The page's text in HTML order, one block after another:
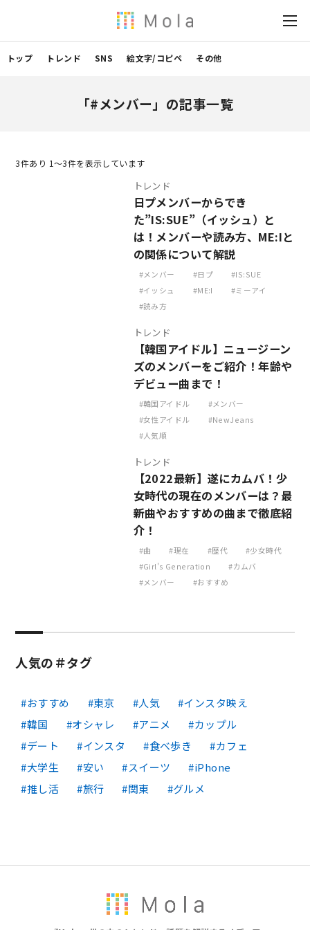
トップ トレンド SNS 絵文字/コピペ その他
「#メンバー」の記事一覧
3件あり 1〜3件を表示しています
トレンド
日プメンバーからでき
た”IS:SUE”（イッシュ）と
は！メンバーや読み方、ME:Iと
の関係について解説
メンバー 日プ
IS:SUE
イッシュ
ME:I
ミーアイ
読み方
トレンド
【韓国アイドル】ニュージーン
ズのメンバーをご紹介！年齢や
デビュー曲まで！
韓国アイドル
メンバー
女性アイドル
NewJeans
人気順
トレンド
【2022最新】遂にカムバ！少
女時代の現在のメンバーは？最
新曲やおすすめの曲まで徹底紹
介！
曲 現在 歴代
少女時代
Girl's Generation
カムバ
メンバー
おすすめ
人気の＃タグ
おすすめ 東京 人気
インスタ映え
韓国
オシャレ アニメ
カップル
デート
インスタ 食べ歩き
カフェ
大学生
安い スイーツ
iPhone
推し活
旅行 関東 グルメ